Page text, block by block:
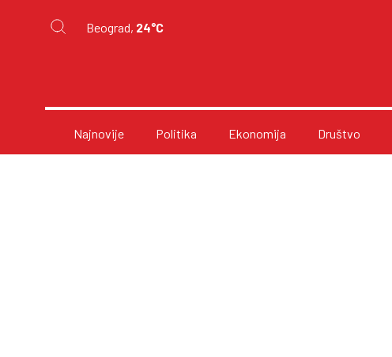
Beograd, 24°C
Najnovije Politika Ekonomija Društvo